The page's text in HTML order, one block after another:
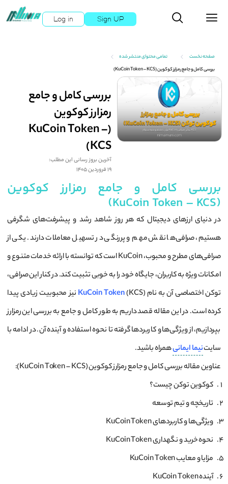
Log in Sign UP
صفحه نخست
تمامی محتوای منتشر شده
بررسی کامل و جامع رمزارز کوکوین (KuCoin Token – KCS)
بررسی کامل و جامع
رمزارز کوکوین
(KuCoin Token –
KCS)
آخرین بروز رسانی این مطلب:
19 فروردین 1405
بررسی کامل و جامع رمزارز کوکوین
(KuCoin Token – KCS)
در دنیای ارزهای دیجیتال که هر روز شاهد رشد و پیشرفت‌های شگرفی
هستیم، صرافی‌ها نقش مهم و پررنگی در تسهیل معاملات دارند. یکی از
صرافی‌های مطرح و محبوب، KuCoin است که توانسته با ارائه خدمات متنوع و
امکانات ویژه به کاربران، جایگاه خود را به خوبی تثبیت کند. در کنار این صرافی،
توکن اختصاصی آن به نام
KuCoin Token (KCS) نیز محبوبیت زیادی پیدا
کرده است. در این مقاله قصد داریم به طور کامل و جامع به بررسی این رمزارز
بپردازیم، از ویژگی‌ها و کاربردها گرفته تا نحوه استفاده و آینده آن. در ادامه با
سایتنیما ایمانیهمراه باشید.
عناوین مقاله بررسی کامل و جامع رمزارز کوکوین (KuCoin Token – KCS):
کوکوین توکن چیست؟
تاریخچه و تیم توسعه
ویژگی‌ها و کاربردهای KuCoin Token
نحوه خرید و نگهداری KuCoin Token
مزایا و معایب KuCoin Token
آینده KuCoin Token